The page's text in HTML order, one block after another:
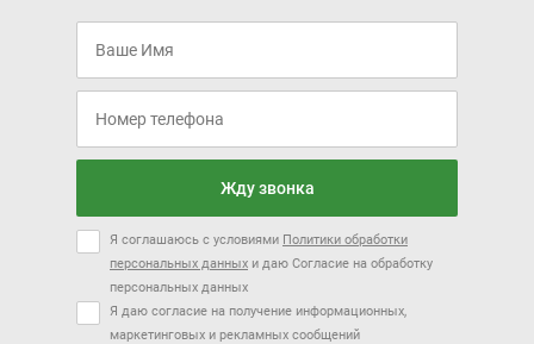
данныхи даю Согласие на обработку персональных данных
Я даю согласие на получение информационных, маркетинговых и
Жду звонка
Я соглашаюсь с условиями Политики обработки
персональных данных и даю Согласие на обработку
персональных данных
Я даю согласие на получение информационных,
маркетинговых и рекламных сообщений